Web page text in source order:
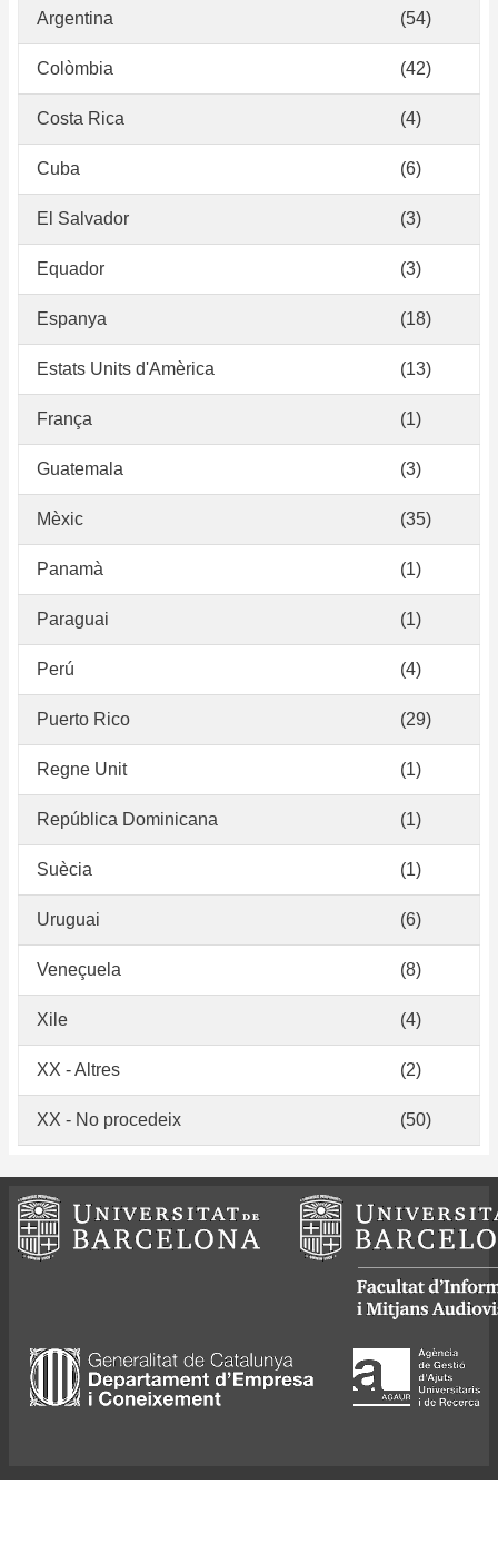
Argentina (54)
Colòmbia (42)
Costa Rica (4)
Cuba (6)
El Salvador (3)
Equador (3)
Espanya (18)
Estats Units d'Amèrica (13)
França (1)
Guatemala (3)
Mèxic (35)
Panamà (1)
Paraguai (1)
Perú (4)
Puerto Rico (29)
Regne Unit (1)
República Dominicana (1)
Suècia (1)
Uruguai (6)
Veneçuela (8)
Xile (4)
XX - Altres (2)
XX - No procedeix (50)